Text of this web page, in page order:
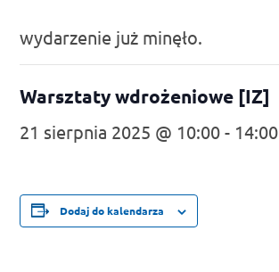
wydarzenie już minęło.
Warsztaty wdrożeniowe [IZ]
21 sierpnia 2025 @ 10:00 - 14:00
Dodaj do kalendarza